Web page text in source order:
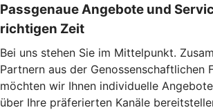
Passgenaue Angebote und
richtigen Zeit
Bei uns stehen Sie im Mittelpunkt.
Partnern aus der Genossenschaftlichen
möchten wir Ihnen individuelle
über Ihre präferierten Kanäle